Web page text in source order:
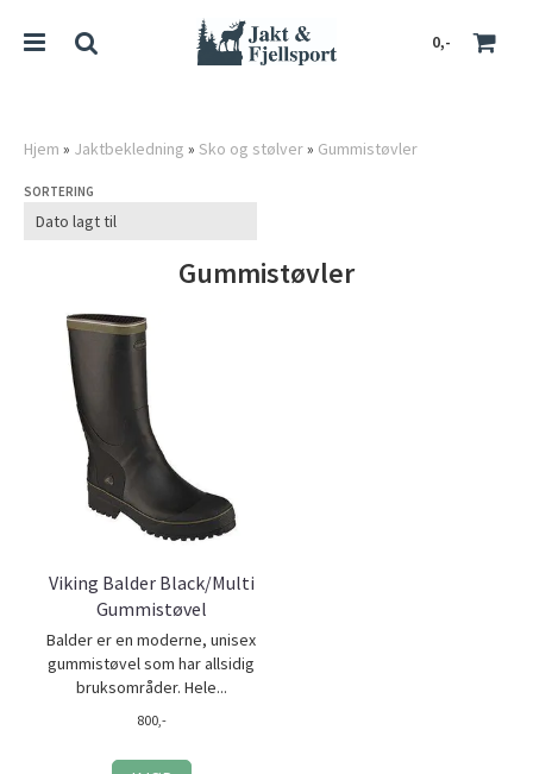
0,-
Hjem » Jaktbekledning » Sko og stølver» Gummistøvler
SORTERING
Gummistøvler
Viking Balder Black/Multi
Gummistøvel
Balder er en moderne, unisex
gummistøvel som har allsidig
bruksområder. Hele...
800,-